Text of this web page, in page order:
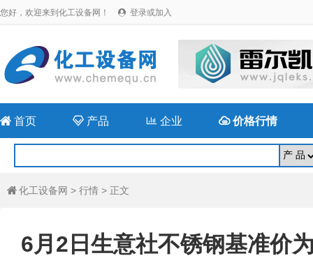
您好，欢迎来到化工设备网！  登录或加入
 首页  产品 企业 价格行情
 化工设备网 > 行情 > 正文
6月2日生意社不锈钢基准价